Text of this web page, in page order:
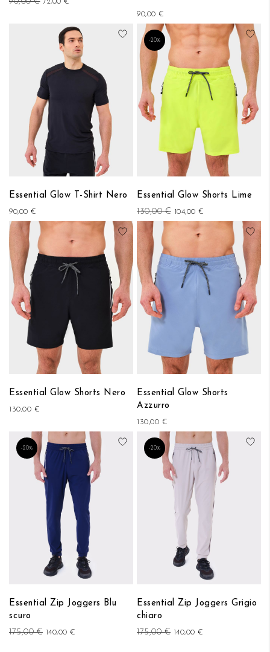
72,00 €
90,00 €
Essential Glow T-Shirt Nero
90,00 €
Aggiungi alla lista desideri
-20%
Essential Glow Shorts Lime
130,00 € 104,00 €
Essential Glow Shorts Nero
130,00 €
Aggiungi alla lista desideri
Essential Glow Shorts
Azzurro
130,00 €
-20%
Essential Zip Joggers Blu
scuro
175,00 € 140,00 €
Aggiungi alla lista desideri
-20%
Essential Zip Joggers Grigio
chiaro
175,00 € 140,00 €